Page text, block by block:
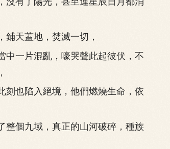
天蓋地，焚滅一切，
一片混亂，嚎哭聲此起彼伏，不
也陷入絕境，他們燃燒生命，依
個九域，真正的山河破碎，種族